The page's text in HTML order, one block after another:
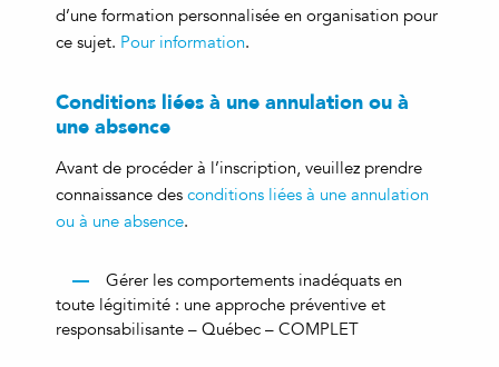
d’une formation personnalisée en organisation pour
ce sujet. Pour information.
Conditions liées à une annulation ou à
une absence
Avant de procéder à l’inscription, veuillez prendre
connaissance des conditions liées à une annulation
ou à une absence.
Gérer les comportements inadéquats en
toute légitimité : une approche préventive et
responsabilisante – Québec – COMPLET